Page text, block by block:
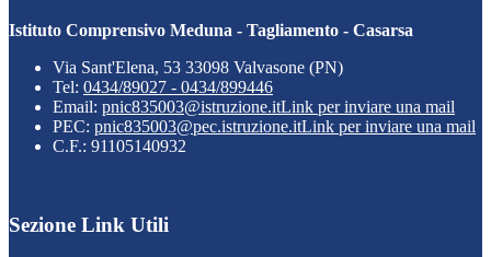
Istituto Comprensivo Meduna - Tagliamento - Casarsa
Via Sant'Elena, 53 33098 Valvasone (PN)
Tel: 0434/89027 - 0434/899446
Email: pnic835003@istruzione.itLink per inviare una mail
PEC: pnic835003@pec.istruzione.itLink per inviare una mail
C.F.: 91105140932
Sezione Link Utili